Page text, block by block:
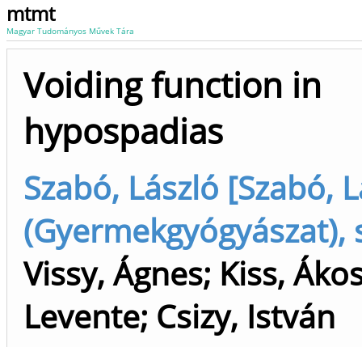
mtmt
Magyar Tudományos Művek Tára
Voiding function in
hypospadias
Szabó, László [Szabó,
(Gyermekgyógyászat),
Vissy, Ágnes; Kiss,
Levente; Csizy, István